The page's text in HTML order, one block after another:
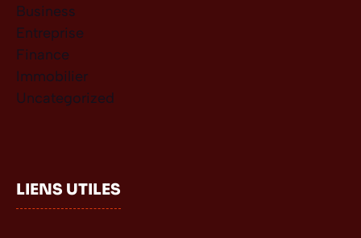
Business
Entreprise
Finance
Immobilier
Uncategorized
LIENS UTILES